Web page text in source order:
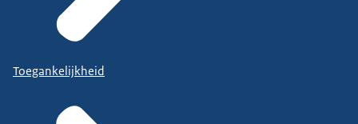
Toegankelijkheid